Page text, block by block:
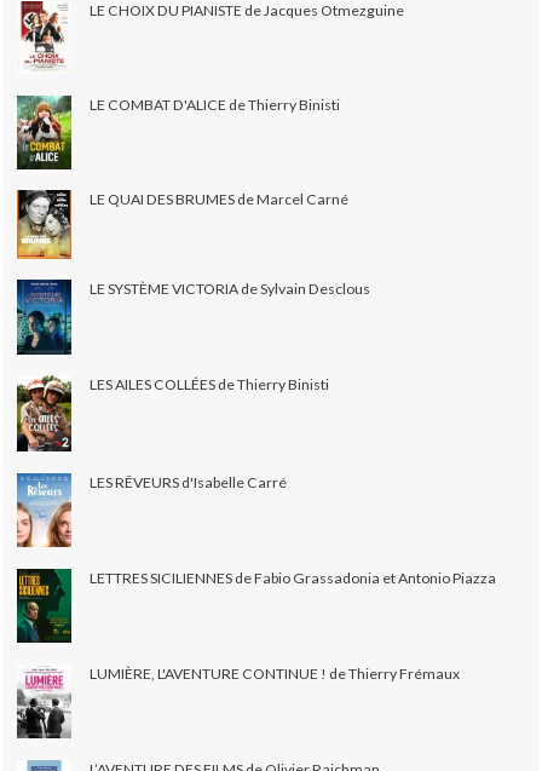
LE CHOIX DU PIANISTE de Jacques Otmezguine
LE COMBAT D'ALICE de Thierry Binisti
LE QUAI DES BRUMES de Marcel Carné
LE SYSTÈME VICTORIA de Sylvain Desclous
LES AILES COLLÉES de Thierry Binisti
LES RÊVEURS d'Isabelle Carré
LETTRES SICILIENNES de Fabio Grassadonia et Antonio Piazza
LUMIÈRE, L'AVENTURE CONTINUE ! de Thierry Frémaux